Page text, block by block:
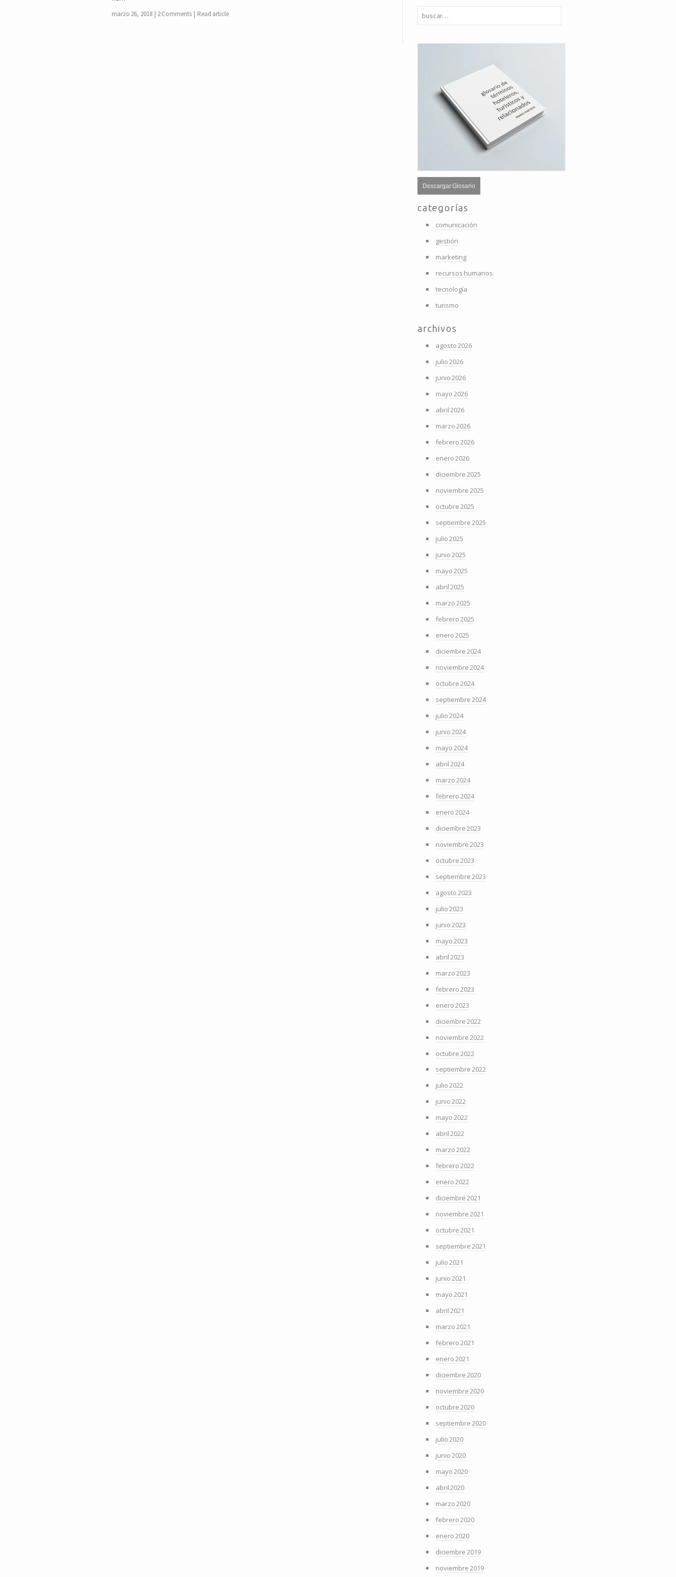
marzo 26, 2018 2 Comments Read article
Descargar Glosario
categorías
comunicación
gestión
marketing
recursos humanos
tecnología
turismo
archivos
agosto 2026
julio 2026
junio 2026
mayo 2026
abril 2026
marzo 2026
febrero 2026
enero 2026
diciembre 2025
noviembre 2025
octubre 2025
septiembre 2025
julio 2025
junio 2025
mayo 2025
abril 2025
marzo 2025
febrero 2025
enero 2025
diciembre 2024
noviembre 2024
octubre 2024
septiembre 2024
julio 2024
junio 2024
mayo 2024
abril 2024
marzo 2024
febrero 2024
enero 2024
diciembre 2023
noviembre 2023
octubre 2023
septiembre 2023
agosto 2023
julio 2023
junio 2023
mayo 2023
abril 2023
marzo 2023
febrero 2023
enero 2023
diciembre 2022
noviembre 2022
octubre 2022
septiembre 2022
julio 2022
junio 2022
mayo 2022
abril 2022
marzo 2022
febrero 2022
enero 2022
diciembre 2021
noviembre 2021
octubre 2021
septiembre 2021
julio 2021
junio 2021
mayo 2021
abril 2021
marzo 2021
febrero 2021
enero 2021
diciembre 2020
noviembre 2020
octubre 2020
septiembre 2020
julio 2020
junio 2020
mayo 2020
abril 2020
marzo 2020
febrero 2020
enero 2020
diciembre 2019
noviembre 2019